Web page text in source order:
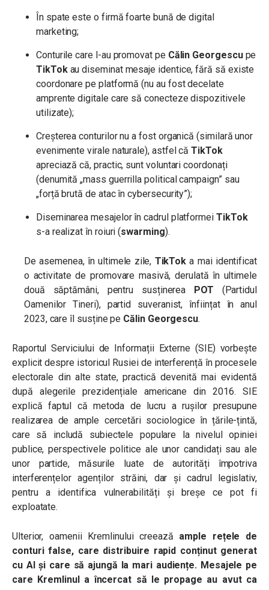
În spate este o firmă foarte bună de digital
marketing;
Conturile care l-au promovat pe Călin Georgescupe
TikTokau diseminat mesaje identice, fără să existe
coordonare pe platformă (nu au fost decelate
amprente digitale care să conecteze dispozitivele
utilizate);
Creșterea conturilor nu a fost organică (similară unor
evenimente virale naturale), astfel căTikTok
apreciază că, practic, sunt voluntari coordonați
(denumită „mass guerrilla political campaign” sau
„forță brută de atac în cybersecurity”);
Diseminarea mesajelor în cadrul platformei TikTok
s-a realizat în roiuri (swarming).
De asemenea, în ultimele zile, TikTok a mai identificat
o activitate de promovare masivă, derulată în ultimele
două săptămâni, pentru susținerea POT (Partidul
Oamenilor Tineri), partid suveranist, înființat în anul
2023, care îl susține pe Călin Georgescu.
Raportul Serviciului de Informații Externe (SIE) vorbește
explicit despreistoricul Rusiei de interferență în procesele
electorale din alte state, practică devenită mai evidentă
după alegerile prezidențiale americane din 2016. SIE
explică faptul că metoda de lucru a rușilor presupune
realizarea de ample cercetări sociologice în țările-țintă,
care să includă subiectele populare la nivelul opiniei
publice, perspectivele politice ale unor candidați sau ale
unor partide, măsurile luate de autorități împotriva
interferențelor agenților străini, dar și cadrul legislativ,
pentru a identifica vulnerabilități și breșe ce pot fi
exploatate.
Ulterior, oamenii Kremlinului creează ample rețele de
conturi false, care distribuire rapid conținut generat
cu AI și care să ajungă la mari audiențe. Mesajele pe
care Kremlinul a încercat să le propage au avut ca